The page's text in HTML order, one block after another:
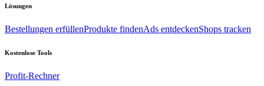
Lösungen
Bestellungen erfüllenProdukte findenAds entdeckenShops tracken
Kostenlose Tools
Profit-Rechner